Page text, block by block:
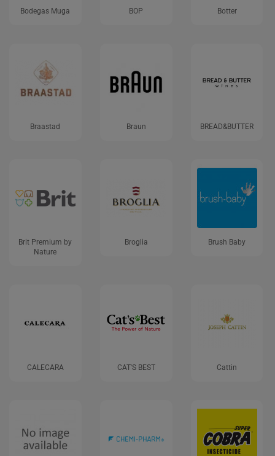
Bodegas Muga BOP Botter
Braastad Braun BREAD&BUTTER
Brit Premium by
Nature
Broglia Brush Baby
CALECARA CAT'S BEST Cattin